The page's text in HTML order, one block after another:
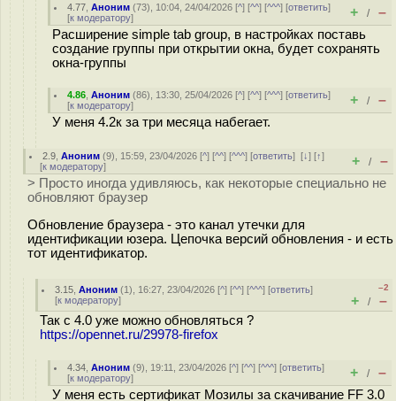
4.77 ,Аноним (73), 10:04, 24/04/2026 [^] [^^] [^^^] [ответить]
[к модератору] + / –
Расширение simple tab group, в настройках поставь
создание группы при открытии окна, будет сохранять
окна-группы
4.86 ,Аноним (86), 13:30, 25/04/2026 [^] [^^] [^^^] [ответить]
[к модератору] + / –
У меня 4.2к за три месяца набегает.
2.9 ,Аноним (9), 15:59, 23/04/2026 [^] [^^] [^^^] [ответить][↓] [↑]
[к модератору] + / –
> Просто иногда удивляюсь, как некоторые специально не
обновляют браузер
Обновление браузера - это канал утечки для
идентификации юзера. Цепочка версий обновления - и есть
тот идентификатор.
3.15 ,Аноним (1), 16:27, 23/04/2026 [^] [^^] [^^^] [ответить]
[к модератору]
–2
+ / –
Так с 4.0 уже можно обновляться ?
https://opennet.ru/29978-firefox
4.34 ,Аноним (9), 19:11, 23/04/2026 [^] [^^] [^^^] [ответить]
[к модератору] + / –
У меня есть сертификат Мозилы за скачивание FF 3.0